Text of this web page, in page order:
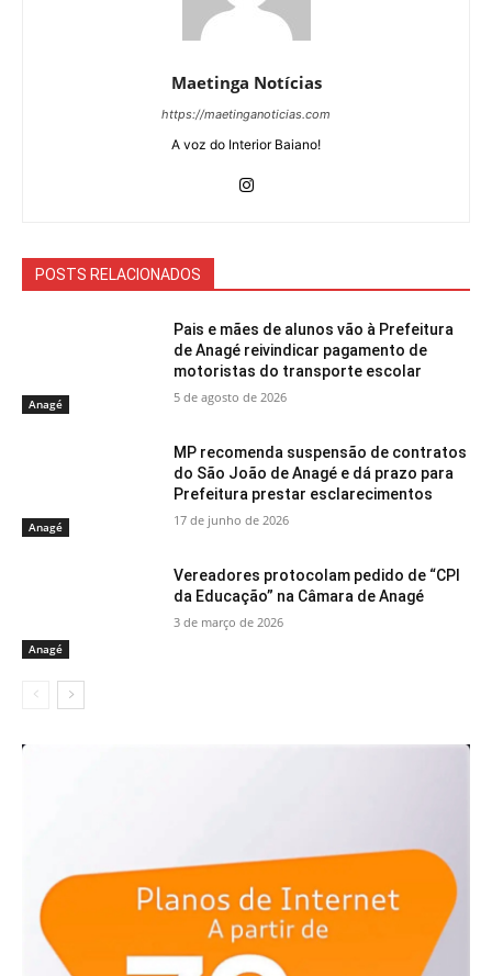
Maetinga Notícias
https://maetinganoticias.com
A voz do Interior Baiano!
POSTS RELACIONADOS
Anagé
Pais e mães de alunos vão à Prefeitura
de Anagé reivindicar pagamento de
motoristas do transporte escolar
5 de agosto de 2026
Anagé
MP recomenda suspensão de contratos
do São João de Anagé e dá prazo para
Prefeitura prestar esclarecimentos
17 de junho de 2026
Anagé
Vereadores protocolam pedido de “CPI
da Educação” na Câmara de Anagé
3 de março de 2026